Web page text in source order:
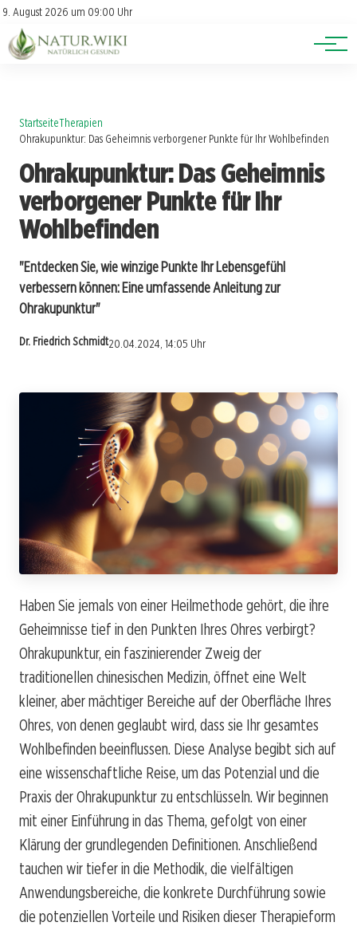
9. August 2026 um 09:00 Uhr
Account
Newsletter
Lexikon
Themen
StartseiteTherapien
Ohrakupunktur: Das Geheimnis verborgener Punkte für Ihr Wohlbefinden
Ohrakupunktur: Das Geheimnis
verborgener Punkte für Ihr
Wohlbefinden
"Entdecken Sie, wie winzige Punkte Ihr Lebensgefühl
verbessern können: Eine umfassende Anleitung zur
Ohrakupunktur"
Dr. Friedrich Schmidt20.04.2024, 14:05 Uhr
Haben Sie jemals von einer Heilmethode gehört, die ihre
Geheimnisse tief in den Punkten Ihres Ohres verbirgt?
Ohrakupunktur, ein faszinierender Zweig der
traditionellen chinesischen Medizin, öffnet eine Welt
kleiner, aber mächtiger Bereiche auf der Oberfläche Ihres
Ohres, von denen geglaubt wird, dass sie Ihr gesamtes
Wohlbefinden beeinflussen. Diese Analyse begibt sich auf
eine wissenschaftliche Reise, um das Potenzial und die
Praxis der Ohrakupunktur zu entschlüsseln. Wir beginnen
mit einer Einführung in das Thema, gefolgt von einer
Klärung der grundlegenden Definitionen. Anschließend
tauchen wir tiefer in die Methodik, die vielfältigen
Anwendungsbereiche, die konkrete Durchführung sowie
die potenziellen Vorteile und Risiken dieser Therapieform